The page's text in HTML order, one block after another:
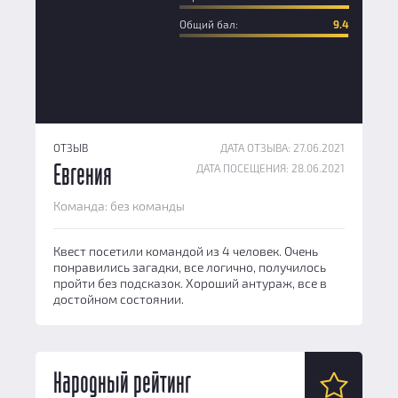
Общий бал: 9.4
ОТЗЫВ
ДАТА ОТЗЫВА: 27.06.2021
ДАТА ПОСЕЩЕНИЯ: 28.06.2021
Евгения
Команда: без команды
Квест посетили командой из 4 человек. Очень
понравились загадки, все логично, получилось
пройти без подсказок. Хороший антураж, все в
достойном состоянии.
Народный рейтинг